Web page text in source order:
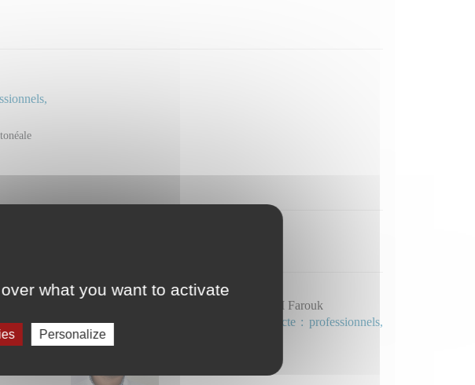
Dr MOURTHADHOI Farouk
Mail et ligne directe : professionnels,
what you want to activate
Personalize